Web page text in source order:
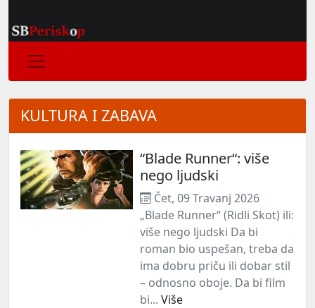
KULTURA I ZABAVA
“Blade Runner“: više
nego ljudski
Čet, 09 Travanj 2026
„Blade Runner“ (Ridli Skot) ili:
više nego ljudski Da bi
roman bio uspešan, treba da
ima dobru priču ili dobar stil
– odnosno oboje. Da bi film
bi... Više